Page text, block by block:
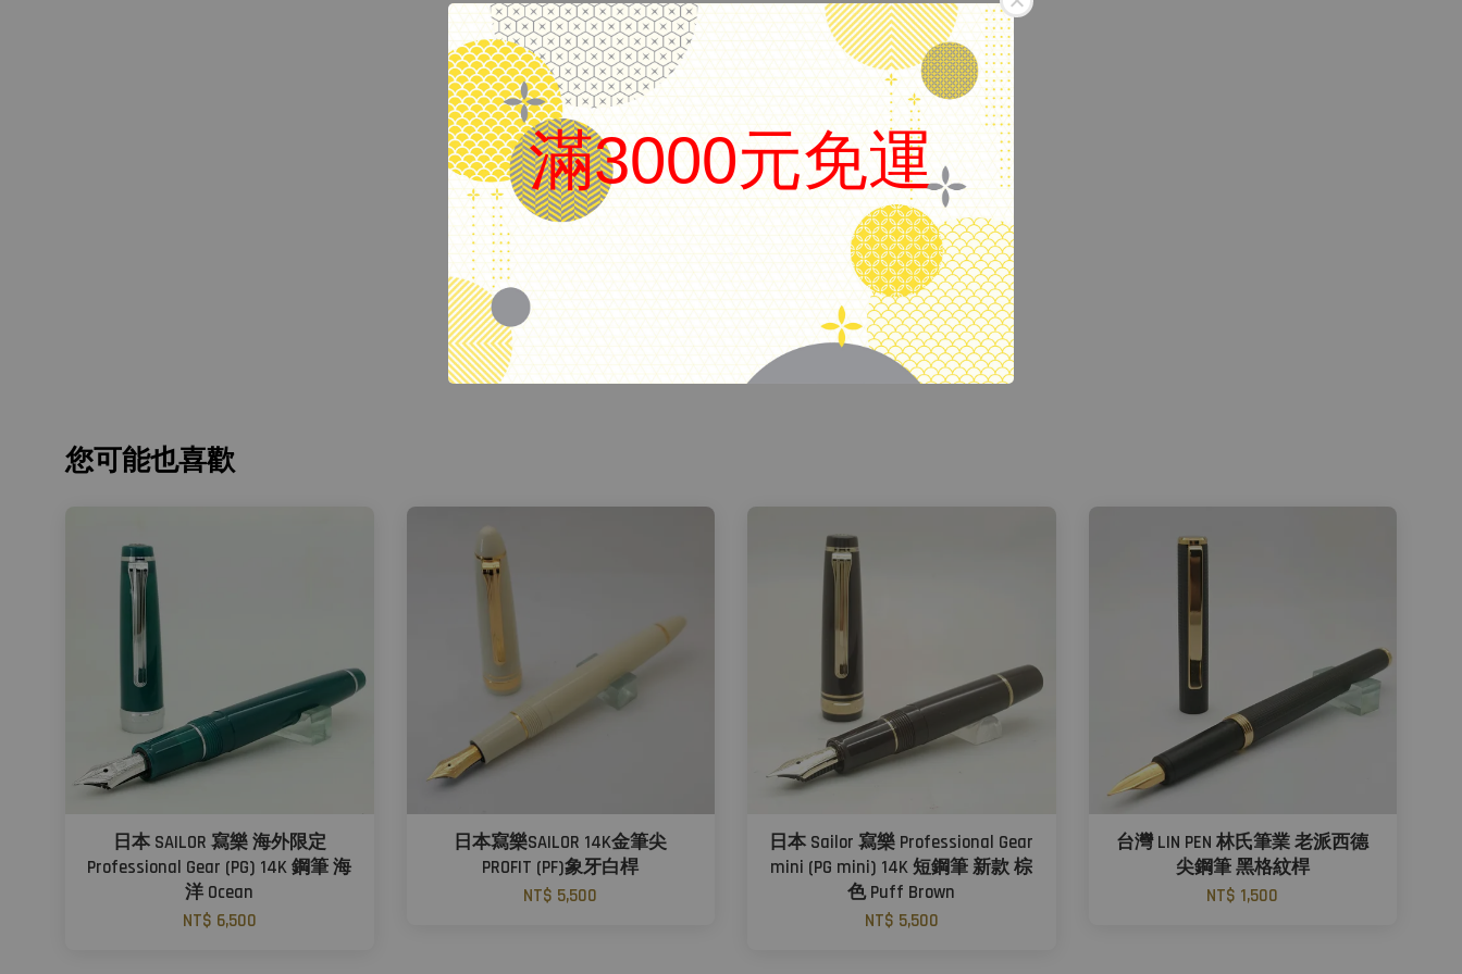
滿3000元免運
.
日本 Sailor 寫樂
品名
Fasciner 鋼筆
筆尖
F尖
上墨方式
吸卡兩用
備註
附吸墨器、卡水、盒子
您可能也喜歡
日本 SAILOR 寫樂 海外限定
Professional Gear (PG) 14K 鋼筆 海
洋 Ocean
NT$ 6,500
日本寫樂SAILOR 14K金筆尖
PROFIT (PF)象牙白桿
NT$ 5,500
日本 Sailor 寫樂 Professional Gear
mini (PG mini) 14K 短鋼筆 新款 棕
色 Puff Brown
NT$ 5,500
台灣 LIN PEN 林氏筆業 老派西德
尖鋼筆 黑格紋桿
NT$ 1,500